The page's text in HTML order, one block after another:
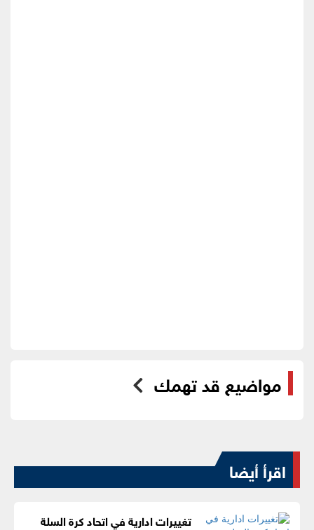
مواضيع قد تهمك
اقرأ أيضا
تغييرات ادارية في اتحاد كرة السلة